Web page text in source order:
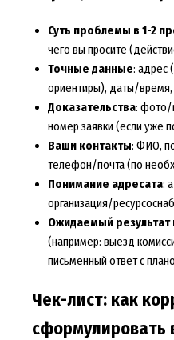
Суть проблемы в 1-2
чего вы просите
Точные данные: адрес
ориентиры), даты/время,
Доказательства: фото/
номер заявки (если уже
Ваши контакты: ФИО,
телефон/почта (по
Понимание адресата:
организация/
Ожидаемый результат
(например: выезд
письменный ответ с
Чек-лист: как
сформулировать